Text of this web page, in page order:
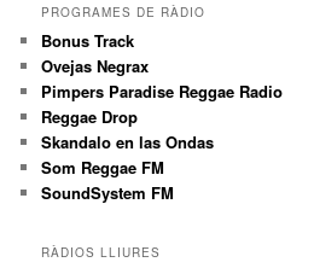
PROGRAMES DE RÀDIO
Bonus Track
Ovejas Negrax
Pimpers Paradise Reggae Radio
Reggae Drop
Skandalo en las Ondas
Som Reggae FM
SoundSystem FM
RÀDIOS LLIURES